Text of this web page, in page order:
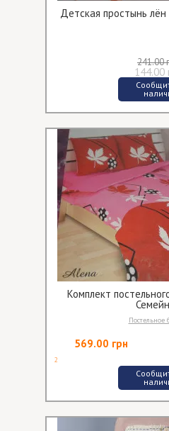
Детская простынь
241.00
144.00
Комплект
Постельное
569.00 грн
2